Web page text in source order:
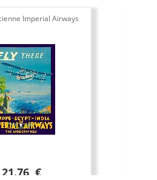
Imperial Airways
21.76 €